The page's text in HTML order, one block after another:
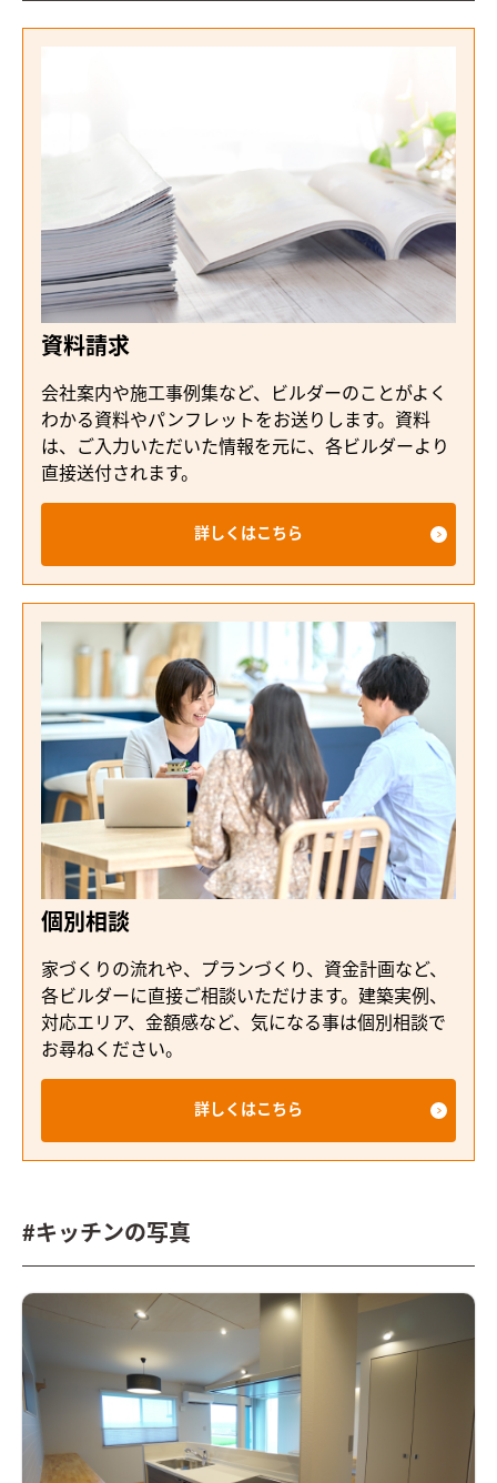
資料請求
会社案内や施工事例集など、ビルダーのことがよく
わかる資料やパンフレットをお送りします。資料
は、ご入力いただいた情報を元に、各ビルダーより
直接送付されます。
詳しくはこちら
個別相談
家づくりの流れや、プランづくり、資金計画など、
各ビルダーに直接ご相談いただけます。建築実例、
対応エリア、金額感など、気になる事は個別相談で
お尋ねください。
詳しくはこちら
#キッチンの写真